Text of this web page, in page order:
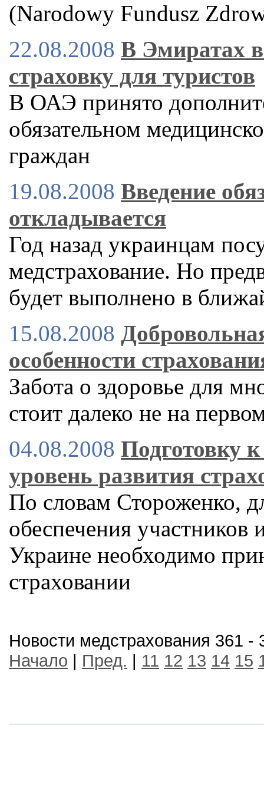
(Narodowy Fundusz
22.08.2008 В Эмиратах
страховку для туристов
В ОАЭ принято
обязательном
граждан
19.08.2008 Введение
откладывается
Год назад украинцам
медстрахование. Но
будет выполнено в
15.08.2008
особенности
Забота о здоровье для
стоит далеко не на
04.08.2008 Подготовку
уровень развития
По словам Стороженко,
обеспечения
Украине необходимо
страховании
Новости медстрахования 361 -
Начало | Пред. | 11 12 13 14 15